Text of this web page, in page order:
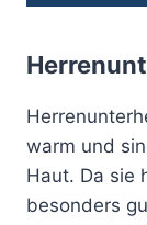
gewählt
weist
mehrere
Varianten
auf.
Die
warm und
Haut. Da sie
besonders